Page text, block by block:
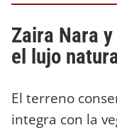
Zaira Nara
el lujo
El terreno
integra con la